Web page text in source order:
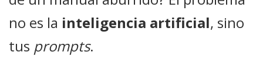
no es la inteligencia artificial, sino
tus prompts.